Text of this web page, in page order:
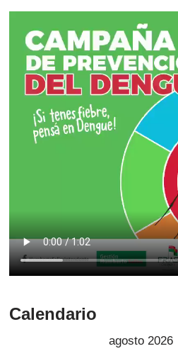
Calendario
agosto 2026